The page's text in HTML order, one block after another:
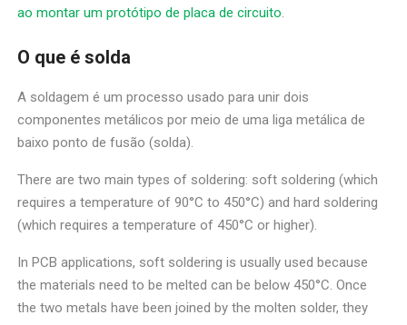
ao montar um protótipo de placa de circuito.
O que é solda
A soldagem é um processo usado para unir dois
componentes metálicos por meio de uma liga metálica de
baixo ponto de fusão (solda).
There are two main types of soldering: soft soldering (which
requires a temperature of 90°C to 450°C) and hard soldering
(which requires a temperature of 450°C or higher).
In PCB applications, soft soldering is usually used because
the materials need to be melted can be below 450°C. Once
the two metals have been joined by the molten solder, they